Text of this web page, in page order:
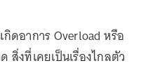
ดอาการ Overload หรือ
สิ่งที่เคยเป็นเรื่องไกลตัว